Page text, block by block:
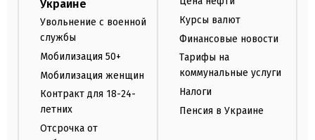
Украине
Увольнение с военной
службы
Мобилизация 50+
Мобилизация женщин
Контракт для 18-24-
летних
Отсрочка от
Курсы валют
Финансовые новости
Тарифы на
коммунальные услуги
Налоги
Пенсия в Украине